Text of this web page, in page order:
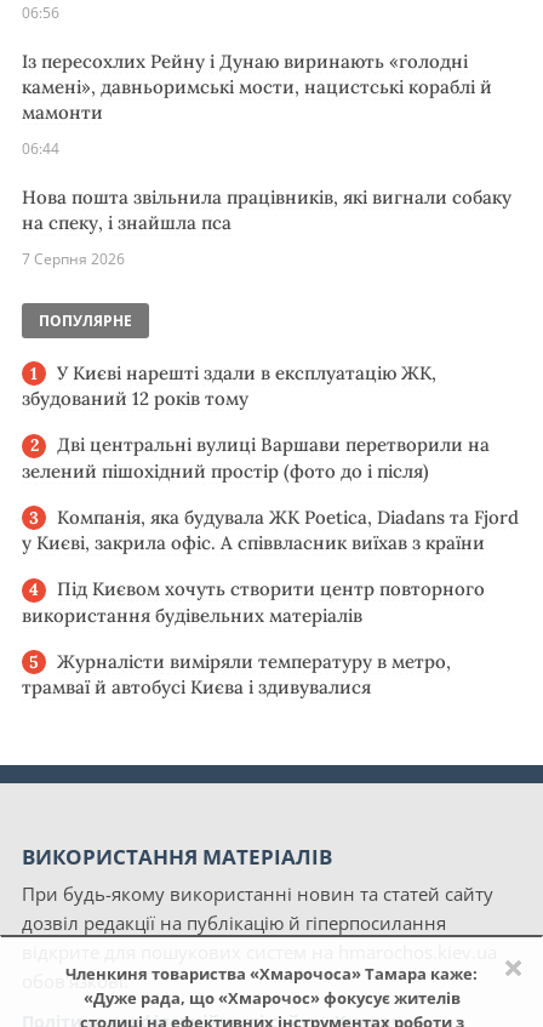
×
Членкиня товариства «Хмарочоса» Тамара каже:
«Дуже рада, що «Хмарочос» фокусує жителів
столиці на ефективних інструментах роботи з
06:56
Із пересохлих Рейну і Дунаю виринають «голодні
камені», давньоримські мости, нацистські кораблі й
мамонти
06:44
Нова пошта звільнила працівників, які вигнали собаку
на спеку, і знайшла пса
7 Серпня 2026
ПОПУЛЯРНЕ
У Києві нарешті здали в експлуатацію ЖК,
збудований 12 років тому
Дві центральні вулиці Варшави перетворили на
зелений пішохідний простір (фото до і після)
Компанія, яка будувала ЖК Poetica, Diadans та Fjord
у Києві, закрила офіс. А співвласник виїхав з країни
Під Києвом хочуть створити центр повторного
використання будівельних матеріалів
Журналісти виміряли температуру в метро,
трамваї й автобусі Києва і здивувалися
ВИКОРИСТАННЯ МАТЕРІАЛІВ
При будь-якому використанні новин та статей сайту
дозвіл редакції на публікацію й гіперпосилання
обов'язкові.
Політика конфіденційності сайту «Хмарочос»